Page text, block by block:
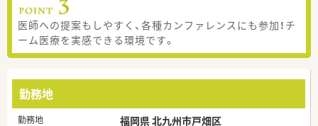
医師への提案もしやすく、各種カンファレンスにも参加！チ
ーム医療を実感できる環境です。
勤務地
勤務地 福岡県 北九州市戸畑区